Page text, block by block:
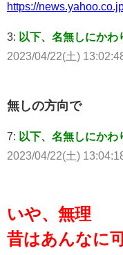
https://
3: 以下、名無しにか
2023/04/22(土)
無しの方向で
7: 以下、名無しにか
2023/04/22(土)
いや、無理
昔はあんなに